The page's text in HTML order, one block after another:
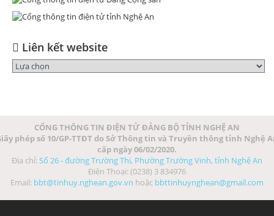
Liên kết website
CỔNG THÔNG TIN ĐIỆN TỬ ĐẢNG BỘ TỈNH NGHỆ AN
phép số 10/GP-TTĐT do Sở Thông tin và Truyền thông tỉnh Nghệ
cấp ngày 06/02/2020.
Địa chỉ: Số 26 - đường Trường Thi, Phường Trường Vinh, tỉnh Nghệ An
Điện Thoại: (0238) 3 834976
Email: bbt@tinhuy.nghean.gov.vn hoặc bbttinhuynghean@gmail.com